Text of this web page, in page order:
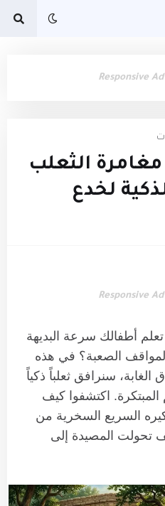
Responsive
الثعلب
لخدع
Responsive
أطفالك سرعة البديهة
الصعبة؟ في هذه
سنرافق ثعلباً ذكياً
اكتشفوا كيف
السريع السخرية من
تحولت المصيدة إلى